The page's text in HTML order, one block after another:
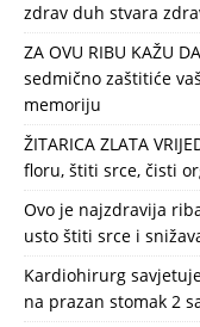
zdrav duh stvara
ZA OVU RIBU KAŽU
sedmično zaštitiće
memoriju
ŽITARICA ZLATA
floru, štiti srce, čisti
Ovo je najzdravija
usto štiti srce i
Kardiohirurg
na prazan stomak 2